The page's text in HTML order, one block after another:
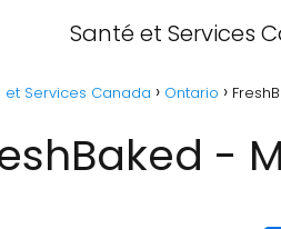
Santé et Services
et Services Canada Ontario
-